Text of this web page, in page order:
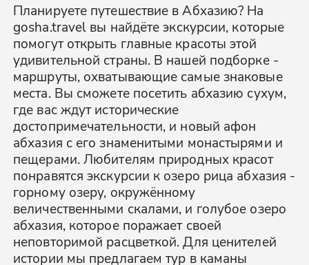
Планируете путешествие в Абхазию? На
gosha.travel вы найдёте экскурсии, которые
помогут открыть главные красоты этой
удивительной страны. В нашей подборке -
маршруты, охватывающие самые знаковые
места. Вы сможете посетить абхазию сухум,
где вас ждут исторические
достопримечательности, и новый афон
абхазия с его знаменитыми монастырями и
пещерами. Любителям природных красот
понравятся экскурсии к озеро рица абхазия -
горному озеру, окружённому
величественными скалами, и голубое озеро
абхазия, которое поражает своей
неповторимой расцветкой. Для ценителей
истории мы предлагаем тур в каманы